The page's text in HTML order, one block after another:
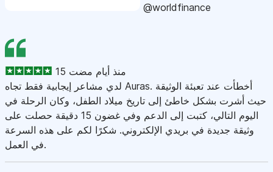
@worldfinance
15 منذ أيام مضت
لدي مشاعر إيجابية فقط تجاه Auras. أخطأت عند تعبئة الوثيقة
حيث أشرت بشكل خاطئ إلى تاريخ ميلاد الطفل، وكان الرحلة في
اليوم التالي، كتبت إلى الدعم وفي غضون 15 دقيقة حصلت على
وثيقة جديدة في بريدي الإلكتروني. شكرًا لكم على هذه السرعة
في العمل.